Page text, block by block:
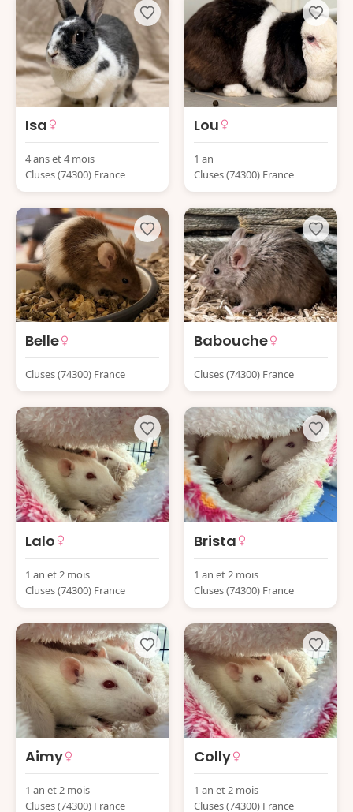
Isa
4 ans et 4 mois
Cluses (74300) France
Lou
1 an
Cluses (74300) France
Belle
Cluses (74300) France
Babouche
Cluses (74300) France
Lalo
1 an et 2 mois
Cluses (74300) France
Brista
1 an et 2 mois
Cluses (74300) France
Aimy
1 an et 2 mois
Cluses (74300) France
Colly
1 an et 2 mois
Cluses (74300) France